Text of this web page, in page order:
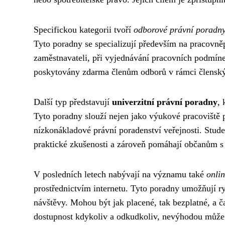
Specifickou kategorii tvoří odborové právní
Tyto poradny se specializují především na
zaměstnavateli, při vyjednávání pracovních
poskytovány zdarma členům odborů v rámci
Další typ představují univerzitní právní poradny,
Tyto poradny slouží nejen jako výukové pracoviště
nízkonákladové právní poradenství veřejnosti.
praktické zkušenosti a zároveň pomáhají občanům
V posledních letech nabývají na významu také
prostřednictvím internetu. Tyto poradny umožňují
návštěvy. Mohou být jak placené, tak bezplatné, a
dostupnost kdykoliv a odkudkoliv, nevýhodou